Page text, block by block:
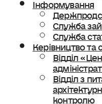
Служба
Служба
Керівництво та
Відділ
Відділ з
контролю